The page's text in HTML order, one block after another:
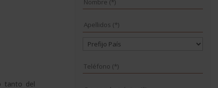
tanto del